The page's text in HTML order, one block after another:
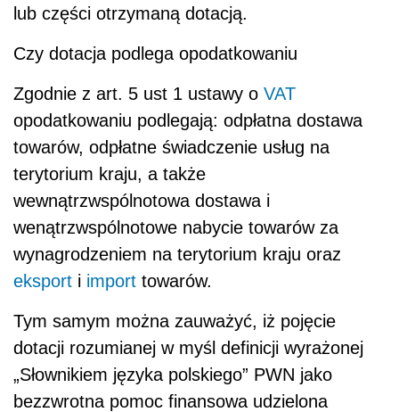
lub części otrzymaną dotacją.
Czy dotacja podlega opodatkowaniu
Zgodnie z art. 5 ust 1 ustawy o VAT
opodatkowaniu podlegają: odpłatna dostawa
towarów, odpłatne świadczenie usług na
terytorium kraju, a także
wewnątrzwspólnotowa dostawa i
wenątrzwspólnotowe nabycie towarów za
wynagrodzeniem na terytorium kraju oraz
eksport i import towarów.
Tym samym można zauważyć, iż pojęcie
dotacji rozumianej w myśl definicji wyrażonej
„Słownikiem języka polskiego” PWN jako
bezzwrotna pomoc finansowa udzielona